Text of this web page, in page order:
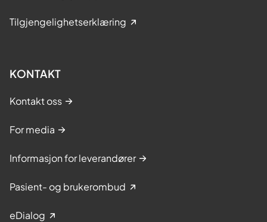
Tilgjengelighetserklæring
KONTAKT
Kontakt oss
For media
Informasjon for leverandører
Pasient- og brukerombud
eDialog